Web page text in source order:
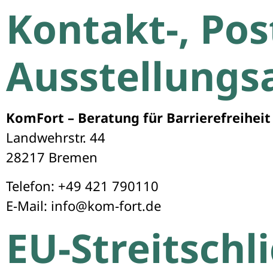
Kontakt-,
KomFort – Beratung für Barrierefreiheit
Landwehrstr. 44
28217 Bremen
Telefon: +49 421 790110
E-Mail: info@kom-fort.de
EU-